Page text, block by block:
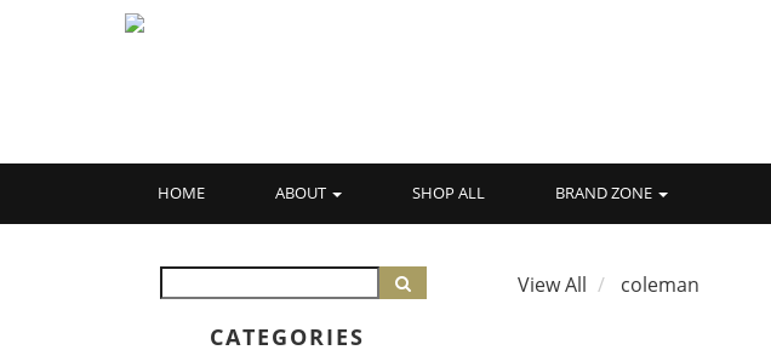
HOME ABOUT SHOP ALL BRAND ZONE
CATEGORIES
View All coleman